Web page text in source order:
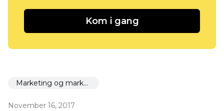
Kom i gang
Marketing og markedsføring
November 16, 2017